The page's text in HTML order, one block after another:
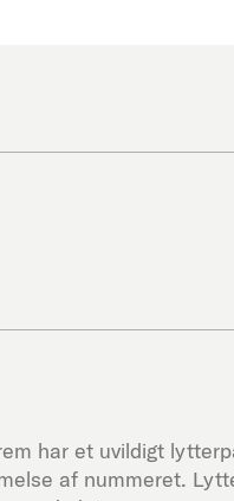
har et uvildigt
af nummeret.